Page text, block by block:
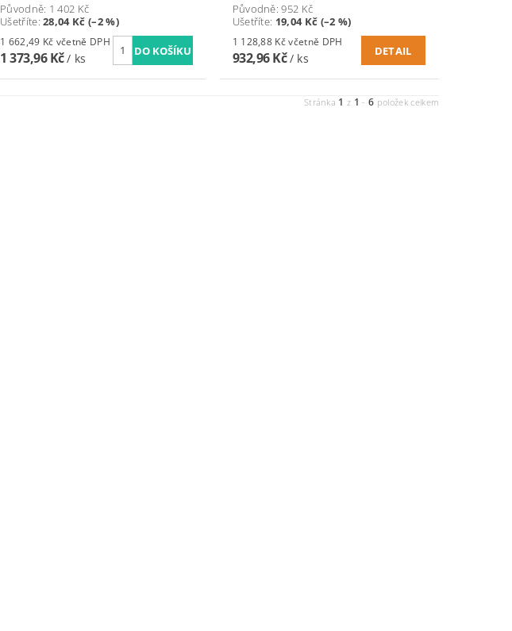
Původně: 1 402 Kč
Ušetříte:28,04 Kč (–2 %)
1 662,49 Kč včetně DPH
1 373,96 Kč/ ks
Původně:952 Kč
Ušetříte: 19,04 Kč (–2 %)
1 128,88 Kč včetně DPH
932,96 Kč/ ks
DETAIL
Stránka 1 z 1 -6 položek celkem